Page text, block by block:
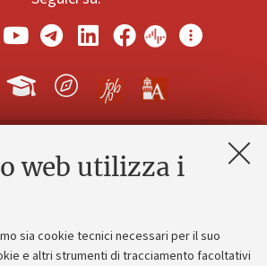
web utilizza i
sia cookie tecnici necessari per il suo
e altri strumenti di tracciamento facoltativi
Contatti e PEC
Alumni community